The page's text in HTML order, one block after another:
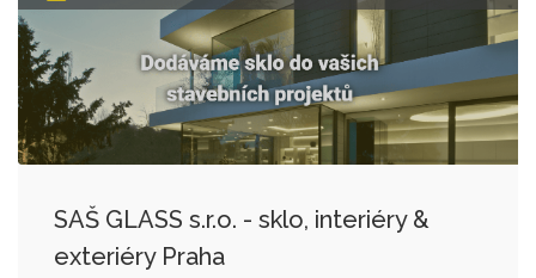
SAŠ GLASS s.r.o. - sklo, interiéry &
exteriéry Praha